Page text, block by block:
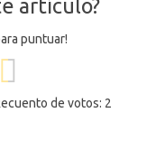
artículo?
puntuar!
de votos: 2